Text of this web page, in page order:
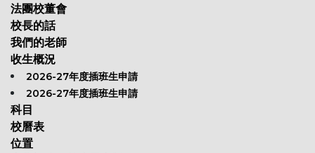
法團校董會
校長的話
我們的老師
收生概況
2026-27年度插班生申請
2026-27年度插班生申請
科目
校曆表
位置